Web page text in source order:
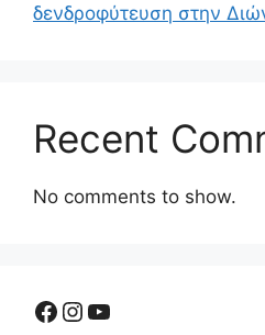
δενδροφύτευση στην
Recent
No comments to show.